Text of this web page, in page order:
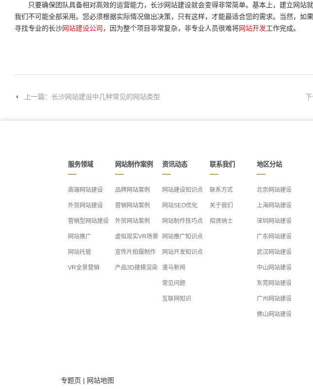
只要确保团队具备相对高效的运营能力，长沙网站建设就会变得非常简单。基本上，建立网站就
我们不可能全部采用。您必须根据实际情况做出决策，只有这样，才能最适合您的需求。当然，如
寻找专业的长沙网站建设公司 ，因为整个项目非常复杂，非专业人员很难将网站开发工作完成。
上一篇：长沙网站建设中几种常见的网站类型
服务领域
高端网站建设
外贸网站建设
营销型网站建设
网站推广
网站托管
VR全景营销
网站制作案例
品牌网站案例
营销网站案例
外贸网站案例
虚拟现实VR场景
宣传片拍摄制作
产品3D建模渲染
资讯动态
网站建设知识点
网站SEO优化
网站制作技巧点
网站推广知识点
网站开发知识点
速马新闻
常见问题
互联网知识
联系我们
联系方式
关于我们
招贤纳士
地区分站
北京网站建设
上海网站建设
深圳网站建设
广东网站建设
武汉网站建设
中山网站建设
东莞网站建设
广州网站建设
佛山网站建设
专题页 | 网站地图